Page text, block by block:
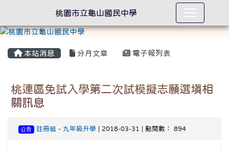
本站消息 分月文章 電子報列表
桃連區免試入學第二次試模擬志願選填相
關訊息
公告 註冊組 - 九年級升學 | 2018-03-31 | 點閱數： 894
桃園市立龜山國民中學